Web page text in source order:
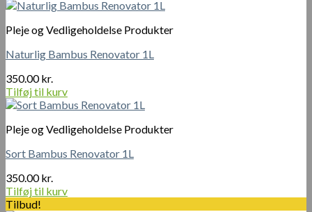
Pleje og Vedligeholdelse Produkter
Naturlig Bambus Renovator 1L
350.00kr.
Tilføj til kurv
Pleje og Vedligeholdelse Produkter
Sort Bambus Renovator 1L
350.00kr.
Tilføj til kurv
Tilbud!